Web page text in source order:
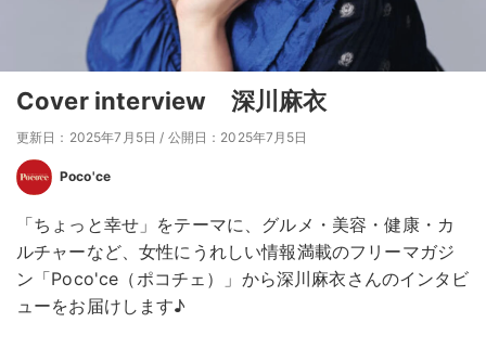
Cover interview 深川麻衣
更新日：2025年7月5日 / 公開日：2025年7月5日
Poco'ce
「ちょっと幸せ」をテーマに、グルメ・美容・健康・カ
ルチャーなど、女性にうれしい情報満載のフリーマガジ
ン「Poco'ce（ポコチェ）」から深川麻衣さんのインタビ
ューをお届けします♪